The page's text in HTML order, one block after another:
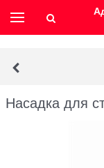
Насадка для